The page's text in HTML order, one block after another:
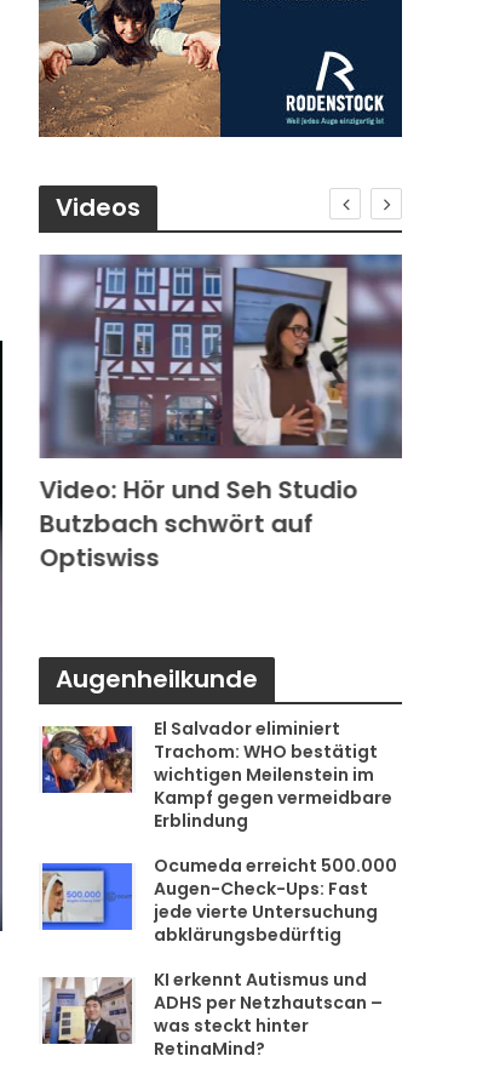
Videos
Video: Hör und Seh Studio
Butzbach schwört auf
Optiswiss
Augenheilkunde
El Salvador eliminiert
Trachom: WHO bestätigt
wichtigen Meilenstein im
Kampf gegen vermeidbare
Erblindung
Ocumeda erreicht 500.000
Augen-Check-Ups: Fast
jede vierte Untersuchung
abklärungsbedürftig
KI erkennt Autismus und
ADHS per Netzhautscan –
was steckt hinter
RetinaMind?